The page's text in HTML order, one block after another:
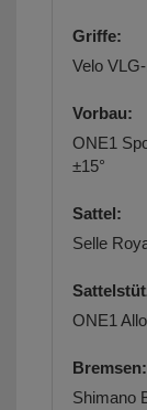
Griffe:
Velo
Vorbau:
ONE1
±15°
Sattel:
Selle
ONE1
Bremsen:
Shimano